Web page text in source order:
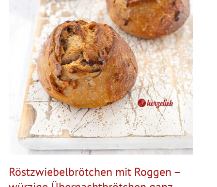
Röstzwiebelbrötchen mit Roggen –